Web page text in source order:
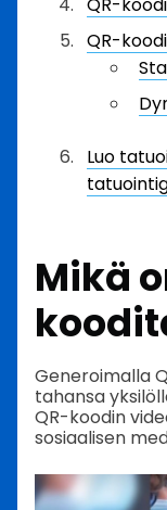
QR-
QR-
Luo
Mikä
Generoimalla
tahansa
QR-koodin
sosiaalisen